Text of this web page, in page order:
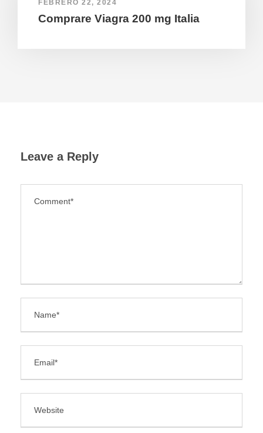
FEBRERO 22, 2024
Comprare Viagra 200 mg Italia
Leave a Reply